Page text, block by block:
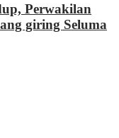
Perwakilan
giring Seluma